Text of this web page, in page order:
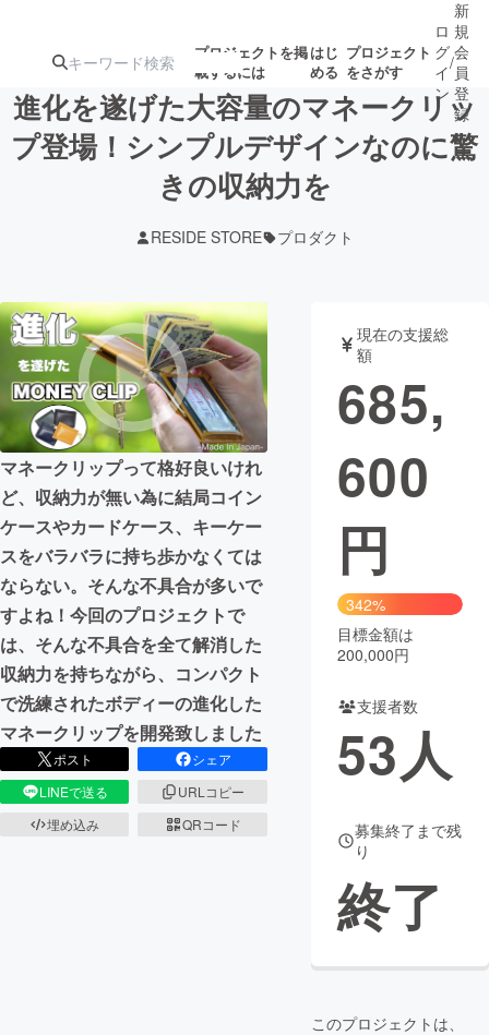
プロジェクトを掲
載するには
はじ
める
プロジェクト
をさがす
注目の新着プロ
ジェクト
募集終了が近いプ
ロジェクト
テクノロジー・ガジェット
映像・映画 書籍・雑誌
ビジネス・起業 チャレンジ
まちづくり・地域活性化
CAMPFIRE for Social Good
CAMPFIRE Creation
CAMPFIREふるさと納税
コミュニティ
ロ
グ
イ
ン
/
新
規
会
員
登
録
進化を遂げた大容量のマネークリッ
プ登場！シンプルデザインなのに驚
きの収納力を
RESIDE STORE プロダクト
マネークリップって格好良いけれ
ど、収納力が無い為に結局コイン
ケースやカードケース、キーケー
スをバラバラに持ち歩かなくては
ならない。そんな不具合が多いで
すよね！今回のプロジェクトで
は、そんな不具合を全て解消した
収納力を持ちながら、コンパクト
で洗練されたボディーの進化した
マネークリップを開発致しました
ポスト
シェア
LINEで送る
URLコピー
埋め込み
QRコード
現在の支援総
額
685,
600
円
342%
目標金額は
200,000円
支援者数
53人
募集終了まで残
り
終了
このプロジェクトは、